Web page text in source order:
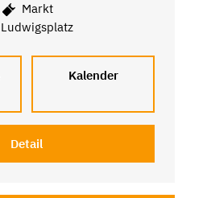
Markt
Ludwigsplatz
Kalender
Detail